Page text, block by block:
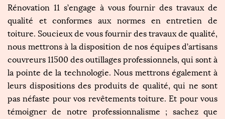
Rénovation 11 s’engage à vous fournir des travaux de
qualité et conformes aux normes en entretien de
toiture. Soucieux de vous fournir des travaux de qualité,
nous mettrons à la disposition de nos équipes d’artisans
couvreurs 11500 des outillages professionnels, qui sont à
la pointe de la technologie. Nous mettrons également à
leurs dispositions des produits de qualité, qui ne sont
pas néfaste pour vos revêtements toiture. Et pour vous
témoigner de notre professionnalisme ; sachez que